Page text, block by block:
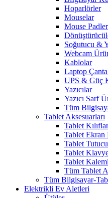
Hoparlörler
Mouselar
Mouse
Soğutucu &
Webcam
Kablolar
Laptop
UPS & Güç
Yazıcılar
Yazıcı Sarf
Tüm
Tablet Aksesuarları
Tablet
Tablet
Tablet
Tablet
Tablet
Tüm Tablet
Tüm Bilgisayar-
Elektrikli Ev Aletleri